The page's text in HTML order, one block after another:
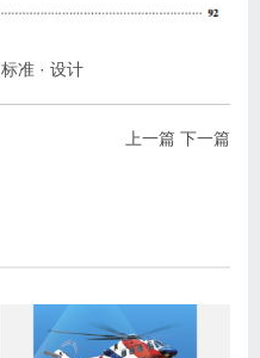
标准 · 设计
上一篇 下一篇